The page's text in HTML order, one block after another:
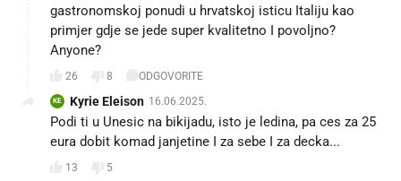
gastronomskoj ponudi u hrvatskoj isticu Italiju kao
primjer gdje se jede super kvalitetno I povoljno?
Anyone?
26 8 ODGOVORITE
KE Kyrie Eleison 16.06.2025.
Podi ti u Unesic na bikijadu, isto je ledina, pa ces za 25
eura dobit komad janjetine I za sebe I za decka...
13 5